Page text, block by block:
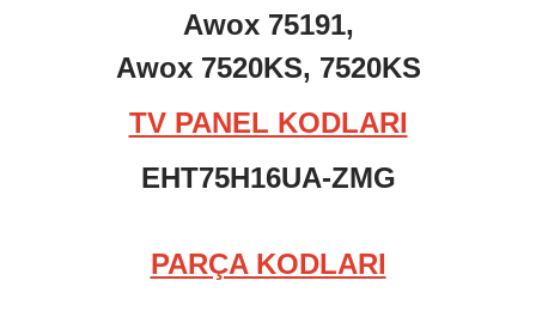
Awox 75191,
Awox 7520KS, 7520KS
TV PANEL KODLARI
EHT75H16UA-ZMG
PARÇA KODLARI